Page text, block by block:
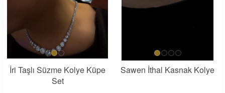
İri Taşlı Süzme Kolye Küpe
Set
Sawen İthal Kasnak Kolye